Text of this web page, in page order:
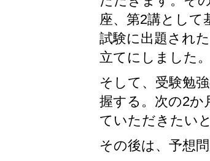
座、第2講として
試験に出題され
立てにしました。
そして、受験勉
握する。次の2か
ていただきたい
その後は、予想